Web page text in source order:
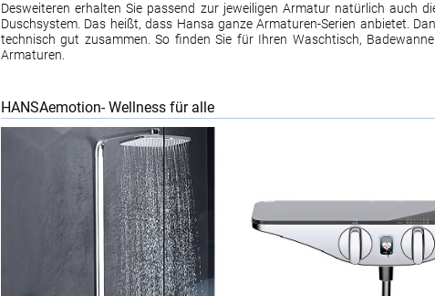
Desweiteren erhalten Sie passend zur jeweiligen Armatur natürlich auch
Duschsystem. Das heißt, dass Hansa ganze Armaturen-Serien anbietet.
technisch gut zusammen. So finden Sie für Ihren Waschtisch,
Armaturen.
HANSAemotion- Wellness für alle